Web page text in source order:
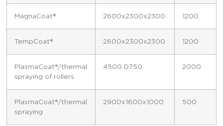
MagnaCoat® 2600x2300x2300 1200
TempCoat® 2600x2300x2300 1200
PlasmaCoat®/thermal
spraying of rollers
4500 D750 2000
PlasmaCoat®/thermal
spraying
2900x1600x1000 500